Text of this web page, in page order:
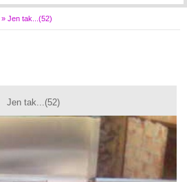
» Jen tak...(52)
Jen tak...(52)